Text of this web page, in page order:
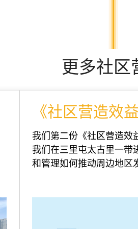
更多社区
《社区营造效
我们第二份《社区营造效
我们在三里屯太古里一带
和管理如何推动周边地区
浏览更多